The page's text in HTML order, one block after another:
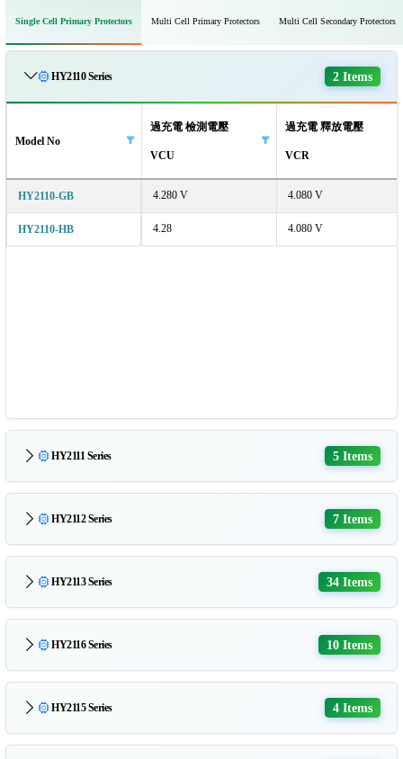
Single Cell Primary Protectors Multi Cell Primary Protectors Multi Cell Secondary Protectors
HY2110 Series 2 Items
Model No
過充電 檢測電壓
VCU
過充電 釋放電壓
VCR
HY2110-GB 4.280 V 4.080 V
HY2110-HB 4.28 4.080 V
HY2111 Series 5 Items
HY2112 Series 7 Items
HY2113 Series 34 Items
HY2116 Series 10 Items
HY2115 Series 4 Items